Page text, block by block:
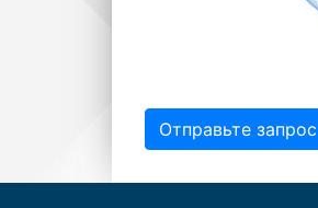
Отправьте запрос